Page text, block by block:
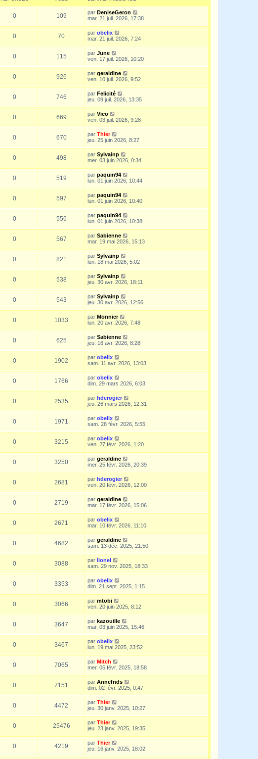
0 109 par DeniseGeron
mar. 21 juil. 2026, 17:38
0 70 par obelix
mar. 21 juil. 2026, 7:24
0 115 par June
ven. 17 juil. 2026, 10:20
0 926 par geraldine
ven. 10 juil. 2026, 9:52
0 746 par Felicité
jeu. 09 juil. 2026, 13:35
0 669 par Vico
ven. 03 juil. 2026, 9:28
0 670 par Thier
jeu. 25 juin 2026, 8:27
0 498 par Sylvainp
mer. 03 juin 2026, 0:34
0 519 par paquin94
lun. 01 juin 2026, 10:44
0 597 par paquin94
lun. 01 juin 2026, 10:40
0 556 par paquin94
lun. 01 juin 2026, 10:38
0 567 par Sabienne
mar. 19 mai 2026, 15:13
0 821 par Sylvainp
lun. 18 mai 2026, 5:02
0 538 par Sylvainp
jeu. 30 avr. 2026, 18:11
0 543 par Sylvainp
jeu. 30 avr. 2026, 12:56
0 1033 par Monnier
lun. 20 avr. 2026, 7:48
0 625 par Sabienne
jeu. 16 avr. 2026, 8:28
0 1902 par obelix
sam. 11 avr. 2026, 13:03
0 1766 par obelix
dim. 29 mars 2026, 6:03
0 2535 par hderogier
jeu. 26 mars 2026, 12:31
0 1971 par obelix
sam. 28 févr. 2026, 5:55
0 3215 par obelix
ven. 27 févr. 2026, 1:20
0 3250 par geraldine
mer. 25 févr. 2026, 20:39
0 2681 par hderogier
ven. 20 févr. 2026, 12:00
0 2719 par geraldine
mar. 17 févr. 2026, 15:06
0 2671 par obelix
mar. 10 févr. 2026, 11:10
0 4682 par geraldine
sam. 13 déc. 2025, 21:50
0 3088 par lionel
sam. 29 nov. 2025, 18:33
0 3353 par obelix
dim. 21 sept. 2025, 1:15
0 3066 par mtobi
ven. 20 juin 2025, 8:12
0 3647 par kazouille
mar. 03 juin 2025, 15:46
0 3467 par obelix
lun. 19 mai 2025, 23:52
0 7065 par Mitch
mer. 05 févr. 2025, 18:58
0 7151 par Annefnds
dim. 02 févr. 2025, 0:47
0 4472 par Thier
jeu. 30 janv. 2025, 10:27
0 25476 par Thier
jeu. 23 janv. 2025, 19:35
0 4219 par Thier
jeu. 16 janv. 2025, 18:02